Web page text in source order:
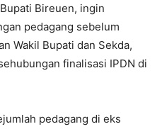
Bireuen, ingin
pedagang sebelum
Wakil Bupati dan Sekda,
finalisasi IPDN di
pedagang di eks